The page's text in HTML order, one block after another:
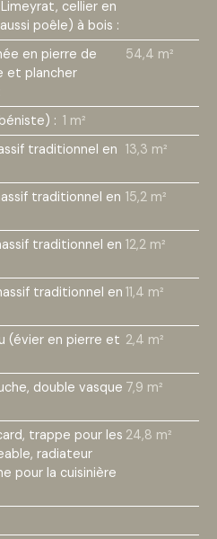
cellier en
poêle) à bois :
en pierre de
et plancher
54,4 m²
: 1 m²
traditionnel en 13,3 m²
traditionnel en 15,2 m²
traditionnel en 12,2 m²
traditionnel en 11,4 m²
(évier en pierre et 2,4 m²
double vasque 7,9 m²
trappe pour les
radiateur
pour la cuisinière
24,8 m²